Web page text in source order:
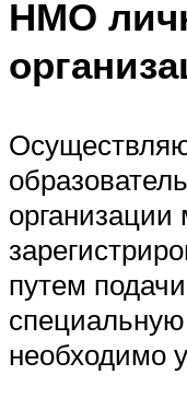
НМО
организации
путем
необходимо